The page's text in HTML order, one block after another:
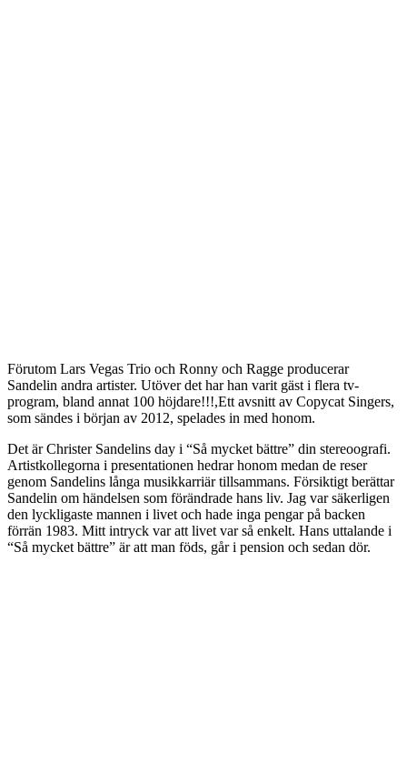
Förutom Lars Vegas Trio och Ronny och Ragge producerar
Sandelin andra artister. Utöver det har han varit gäst i flera tv-
program, bland annat 100 höjdare!!!,Ett avsnitt av Copycat Singers,
som sändes i början av 2012, spelades in med honom.
Det är Christer Sandelins day i “Så mycket bättre” din stereoografi.
Artistkollegorna i presentationen hedrar honom medan de reser
genom Sandelins långa musikkarriär tillsammans. Försiktigt berättar
Sandelin om händelsen som förändrade hans liv. Jag var säkerligen
den lyckligaste mannen i livet och hade inga pengar på backen
förrän 1983. Mitt intryck var att livet var så enkelt. Hans uttalande i
“Så mycket bättre” är att man föds, går i pension och sedan dör.